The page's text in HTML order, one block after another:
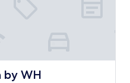
by WH